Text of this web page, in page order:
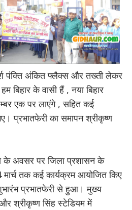
पंक्ति अंकित फ्लैक्स और तख्ती लेकर
बिहार के वासी हैं , नया बिहार
एक पर लाएंगे , सहित कई
प्रभातफेरी का समापन श्रीकृष्ण
के अवसर पर जिला प्रशासन के
तक कई कार्यक्रम आयोजित किए
प्रभातफेरी से हुआ। मुख्य
और श्रीकृष्ण सिंह स्टेडियम में